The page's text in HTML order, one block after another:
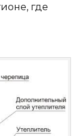
где